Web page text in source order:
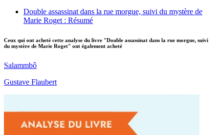
Double assassinat dans la rue morgue, suivi du mystère de
Marie Roget : Résumé
Ceux qui ont acheté cette analyse du livre "Double assassinat dans la rue morgue, suivi
du mystère de Marie Roget" ont également acheté
Salammbô
Gustave Flaubert